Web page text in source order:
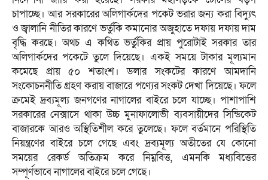
চাপাচ্ছে। আর সরকারের অলিগার্কদের পকেট ভরার জন্য করা বিদ্যুৎ
ও জ্বালানি নীতির কারণে ভর্তুকি কমানোর অজুহাতে দফায় দফায় দাম
বৃদ্ধি করছে। অথচ এ কথিত ভর্তুকির প্রায় পুরোটাই সরকার তার
অলিগার্কদের পকেটে তুলে দিয়েছে। একই সময়ে টাকার মূল্যমান
কমেছে প্রায় ৫০ শতাংশ। ডলার সংকটের কারণে আমদানি
সংকোচননীতি গ্রহণ করায় বাজারে পণ্যের সংকট দেখা দিয়েছে। ফলে
ক্রমেই দ্রব্যমূল্য জনগণের নাগালের বাইরে চলে যাচ্ছে। পাশাপাশি
সরকারের নেক্সাসে থাকা উচ্চ মুনাফালোভী ব্যবসায়ীদের সিন্ডিকেট
বাজারকে আরও অস্থিতিশীল করে তুলেছে। ফলে বর্তমানে পরিস্থিতি
নিয়ন্ত্রণের বাইরে চলে গেছে এবং দ্রব্যমূল্য অতীতের যে কোনো
সময়ের রেকর্ড অতিক্রম করে নিম্নবিত্ত, এমনকি মধ্যবিত্তের
সম্পূর্ণভাবে নাগালের বাইরে চলে গেছে।